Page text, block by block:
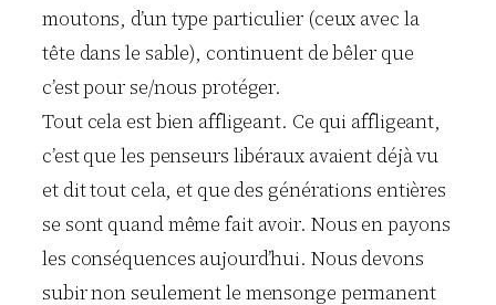
moutons, d’un type particulier (ceux avec la
tête dans le sable), continuent de bêler que
c’est pour se/nous protéger.
Tout cela est bien affligeant. Ce qui affligeant,
c’est que les penseurs libéraux avaient déjà vu
et dit tout cela, et que des générations entières
se sont quand même fait avoir. Nous en payons
les conséquences aujourd’hui. Nous devons
subir non seulement le mensonge permanent